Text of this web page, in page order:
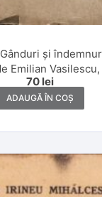
și
Emilian
70 lei
ADAUGĂ ÎN COȘ